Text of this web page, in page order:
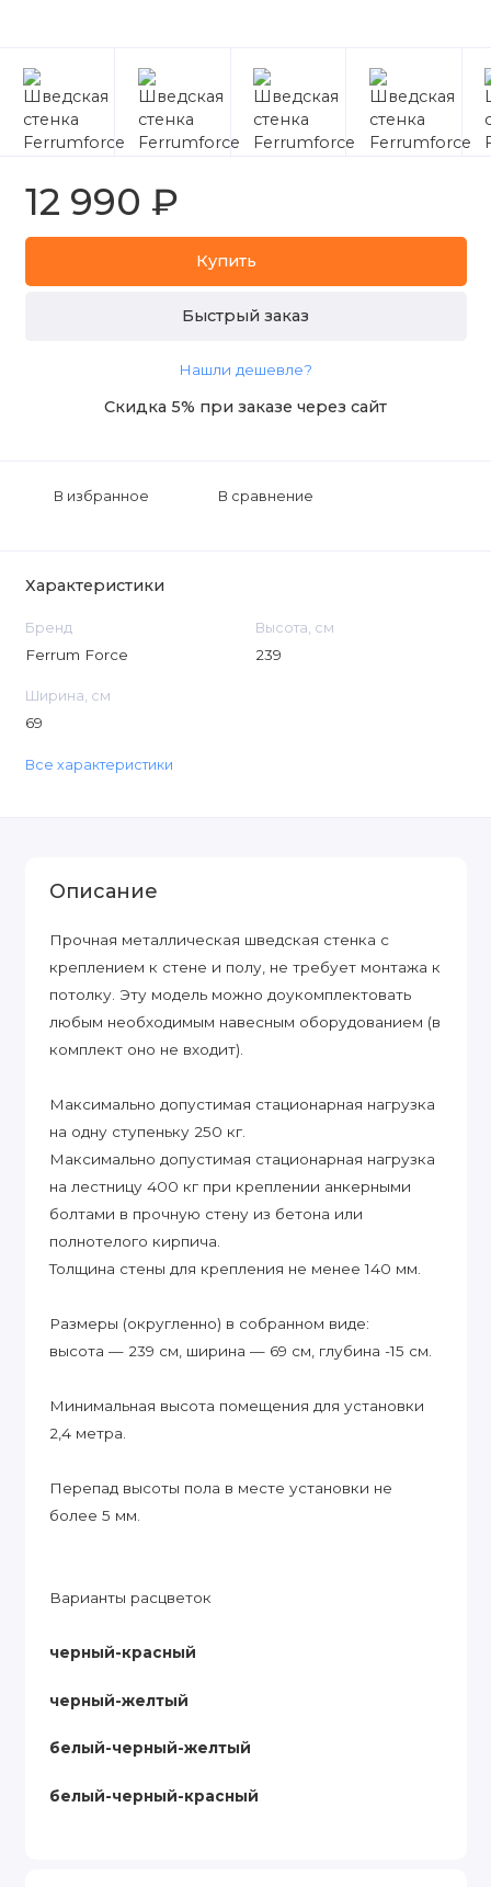
12 990 ₽
Купить
Быстрый заказ
Нашли дешевле?
Скидка 5% при заказе через сайт
В избранное В сравнение
Характеристики
Бренд
Ferrum Force
Высота, см
239
Ширина, см
69
Все характеристики
Описание
Прочная металлическая шведская стенка с
креплением к стене и полу, не требует монтажа к
потолку. Эту модель можно доукомплектовать
любым необходимым навесным оборудованием (в
комплект оно не входит).
Максимально допустимая стационарная нагрузка
на одну ступеньку 250 кг.
Максимально допустимая стационарная нагрузка
на лестницу 400 кг при креплении анкерными
болтами в прочную стену из бетона или
полнотелого кирпича.
Толщина стены для крепления не менее 140 мм.
Размеры (округленно) в собранном виде:
высота — 239 см, ширина — 69 см, глубина -15 см.
Минимальная высота помещения для установки
2,4 метра.
Перепад высоты пола в месте установки не
более 5 мм.
Варианты расцветок
черный-красный
черный-желтый
белый-черный-желтый
белый-черный-красный